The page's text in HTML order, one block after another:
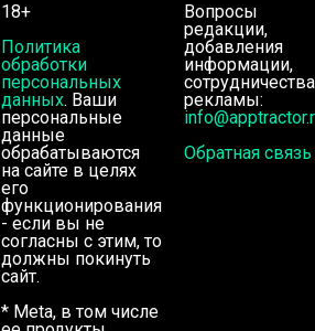
18+
Политика
обработки
персональных
данных. Ваши
персональные
данные
обрабатываются
на сайте в целях
его
функционирования
- если вы не
согласны с этим, то
должны покинуть
сайт.
* Meta, в том числе
Вопросы
редакции,
добавления
информации,
рекламы:
Обратная связь